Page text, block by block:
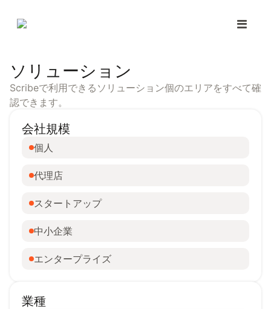
ソリューション
Scribeで利用できるソリューション個のエリアをすべて確
認できます。
会社規模
個人
代理店
スタートアップ
中小企業
エンタープライズ
業種